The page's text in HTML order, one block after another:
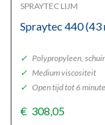
SPRAYTEC LIJM
Spraytec 440 (43
✓ Polypropyleen,
✓ Medium viscositeit
✓ Open tijd tot 6
€ 308,05